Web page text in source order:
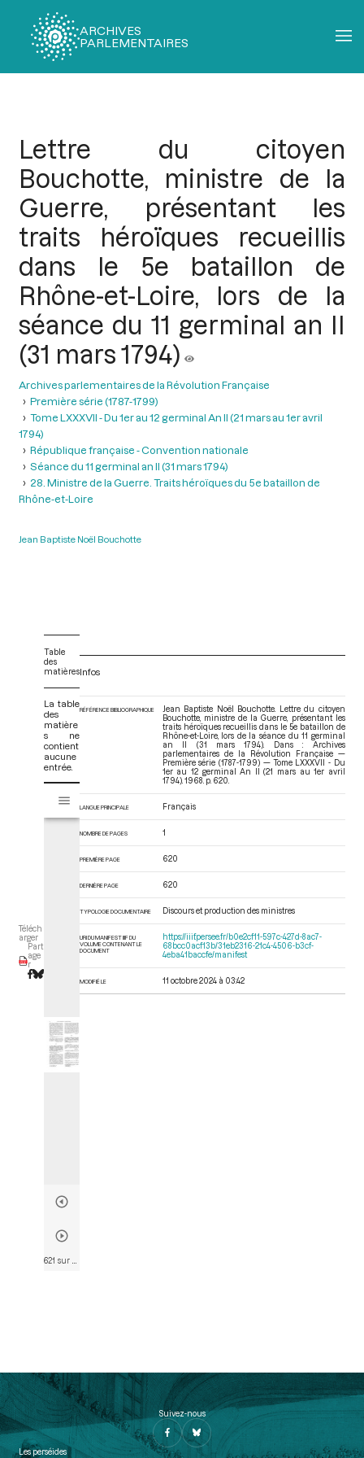
ARCHIVES
PARLEMENTAIRES
Lettre du citoyen
Bouchotte, ministre de la
Guerre, présentant les
traits héroïques recueillis
dans le 5e bataillon de
Rhône-et-Loire, lors de la
séance du 11 germinal an II
(31 mars 1794)
Archives parlementaires de la Révolution Française
Première série (1787-1799)
Tome LXXXVII - Du 1er au 12 germinal An II (21 mars au 1er avril
1794)
République française - Convention nationale
Séance du 11 germinal an II (31 mars 1794)
28. Ministre de la Guerre. Traits héroïques du 5e bataillon de
Rhône-et-Loire
Jean Baptiste Noël Bouchotte
Téléch
arger
Part
age
r
Table
des
matières
La table
des
matière
s ne
contient
aucune
entrée.
s
i
d
o
Infos
RÉFÉRENCE BIBLIOGRAPHIQUE
Jean Baptiste Noël Bouchotte. Lettre du citoyen
Bouchotte, ministre de la Guerre, présentant les
traits héroïques recueillis dans le 5e bataillon de
Rhône-et-Loire, lors de la séance du 11 germinal
an II (31 mars 1794). Dans : Archives
parlementaires de la Révolution Française —
Première série (1787-1799) — Tome LXXXVII - Du
1er au 12 germinal An II (21 mars au 1er avril
1794). 1968. p. 620.
LANGUE PRINCIPALE Français
NOMBRE DE PAGES 1
PREMIÈRE PAGE 620
DERNIÈRE PAGE 620
TYPOLOGIE DOCUMENTAIRE Discours et production des ministres
URI DU MANIFEST IIIF DU
VOLUME CONTENANT LE
DOCUMENT
https://iiif.persee.fr/b0e2cf11-597c-427d-8ac7-
68bcc0acf13b/31eb2316-21c4-4506-b3cf-
4eba41baccfe/manifest
MODIFIÉ LE 11 octobre 2024 à 03:42
Suivez-nous
Les perséides